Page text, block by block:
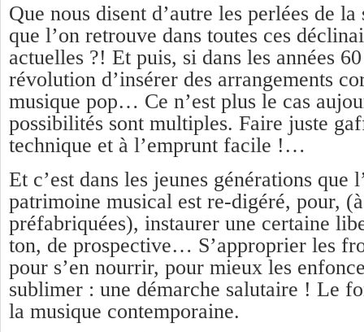
Que nous disent d’autre les perlées de
que l’on retrouve dans toutes ces
actuelles ?! Et puis, si dans les années
révolution d’insérer des arrangements
musique pop… Ce n’est plus le cas
possibilités sont multiples. Faire juste
technique et à l’emprunt facile !…
Et c’est dans les jeunes générations que
patrimoine musical est re-digéré, pour,
préfabriquées), instaurer une certaine
ton, de prospective… S’approprier les
pour s’en nourrir, pour mieux les
sublimer : une démarche salutaire ! Le
la musique contemporaine.